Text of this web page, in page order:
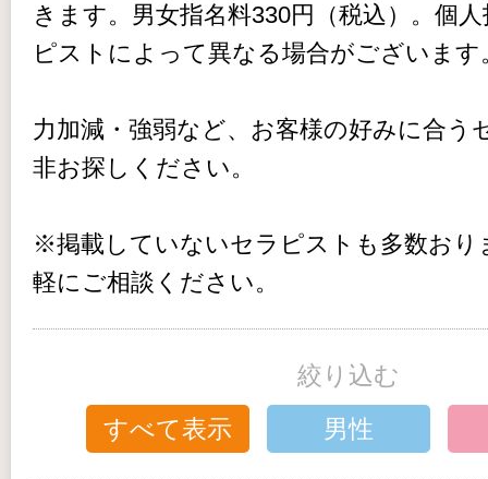
きます。男女指名料330円（税込）。個
ピストによって異なる場合がございます
力加減・強弱など、お客様の好みに合う
非お探しください。
※掲載していないセラピストも多数おり
軽にご相談ください。
絞り込む
すべて表示
男性